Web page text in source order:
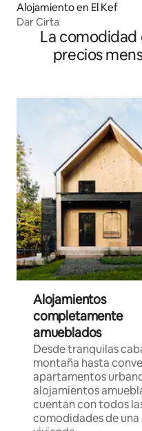
Alojamiento en El Kef
Dar Cirta
La comodidad
precios
Alojamientos
completamente
amueblados
Desde tranquilas
montaña hasta
apartamentos
alojamientos
cuentan con todos
comodidades de una